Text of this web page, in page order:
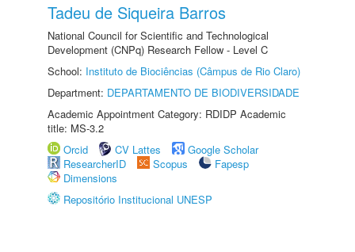
Tadeu de Siqueira Barros
National Council for Scientific and Technological
Development (CNPq) Research Fellow - Level C
School: Instituto de Biociências (Câmpus de Rio Claro)
Department: DEPARTAMENTO DE BIODIVERSIDADE
Academic Appointment Category: RDIDP Academic
title: MS-3.2
Orcid
CV Lattes
Google Scholar
ResearcherID
Scopus
Fapesp
Dimensions
Repositório Institucional UNESP